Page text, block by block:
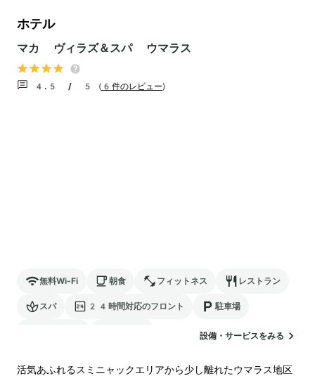
ホテル
マカ ヴィラズ＆スパ ウマラス
4.5 / 5 ( 6件のレビュー)
無料Wi-Fi 朝食 フィットネス レストラン
スパ 24時間対応のフロント 駐車場
設備・サービスをみる
活気あふれるスミニャックエリアから少し離れたウマラス地区